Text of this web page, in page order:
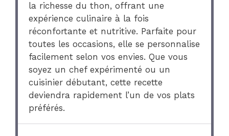
la richesse du thon, offrant une
expérience culinaire à la fois
réconfortante et nutritive. Parfaite pour
toutes les occasions, elle se personnalise
facilement selon vos envies. Que vous
soyez un chef expérimenté ou un
cuisinier débutant, cette recette
deviendra rapidement l’un de vos plats
préférés.